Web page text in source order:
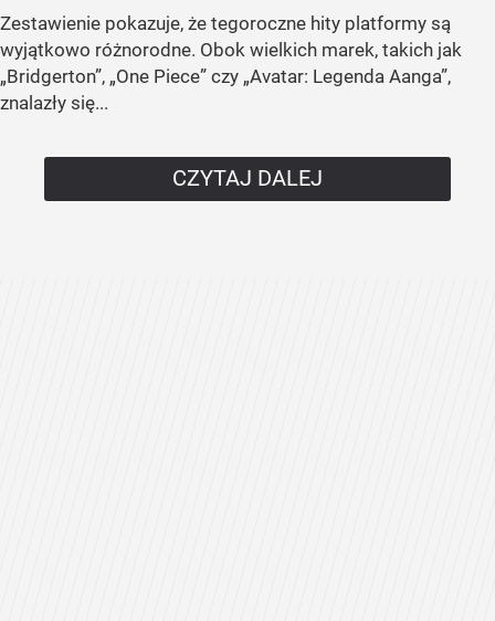
Zestawienie pokazuje, że tegoroczne hity platformy są
wyjątkowo różnorodne. Obok wielkich marek, takich jak
„Bridgerton”, „One Piece” czy „Avatar: Legenda Aanga”,
znalazły się...
CZYTAJ DALEJ